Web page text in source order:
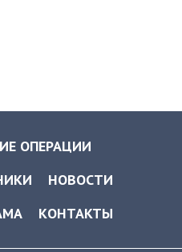
ОПЕРАЦИИ
НОВОСТИ
КОНТАКТЫ